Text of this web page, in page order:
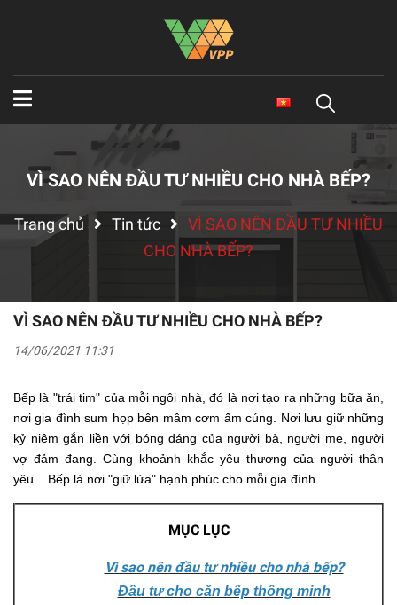
VÌ SAO NÊN ĐẦU TƯ NHIỀU CHO NHÀ BẾP?
Trang chủ Tin tức
VÌ SAO NÊN ĐẦU TƯ NHIỀU
CHO NHÀ BẾP?
VÌ SAO NÊN ĐẦU TƯ NHIỀU CHO NHÀ BẾP?
14/06/2021 11:31
Bếp là "trái tim" của mỗi ngôi nhà, đó là nơi tạo ra những bữa ăn,
nơi gia đình sum họp bên mâm cơm ấm cúng. Nơi lưu giữ những
kỷ niệm gắn liền với bóng dáng của người bà, người mẹ, người
vợ đảm đang. Cùng khoảnh khắc yêu thương của người thân
yêu... Bếp là nơi "giữ lửa" hạnh phúc cho mỗi gia đình.
MỤC LỤC
Vì sao nên đầu tư nhiều cho nhà bếp?
Đầu tư cho căn bếp thông minh